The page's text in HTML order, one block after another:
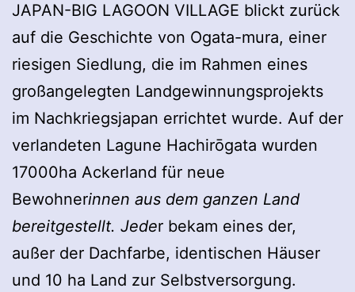
JAPAN-BIG LAGOON VILLAGE blickt zurück
auf die Geschichte von Ogata-mura, einer
riesigen Siedlung, die im Rahmen eines
großangelegten Landgewinnungsprojekts
im Nachkriegsjapan errichtet wurde. Auf der
verlandeten Lagune Hachirōgata wurden
17000ha Ackerland für neue
Bewohnerinnen aus dem ganzen Land
bereitgestellt. Jeder bekam eines der,
außer der Dachfarbe, identischen Häuser
und 10 ha Land zur Selbstversorgung.